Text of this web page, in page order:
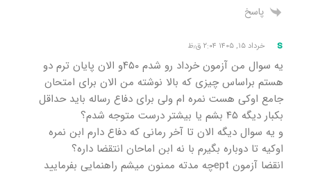
پاسخ
s خرداد ۱۵, ۱۴۰۵ ۲:۰۴ ق٫ظ
یه سوال من آزمون خرداد رو شدم ۴۵۰و الان پایان ترم دو
هستم براساس چیزی که بالا نوشته من الان برای امتحان
جامع اوکی هست نمره ام ولی برای دفاع رساله باید حداقل
بکبار دیگه ۴۵ بشم یا بیشتر درست متوجه شدم؟
و یه سوال دیگه الان تا آخر رمانی که دفاع دارم ابن نمره
اوکیه تا دوباره بگیرم با نه ابن اماحان انتقضا داره؟
انقضا آزمون eptچه مدته ممنون میشم راهنمایی بفرمایید